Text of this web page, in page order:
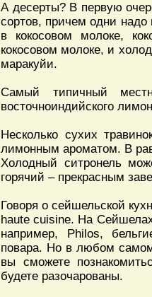
А десерты? В первую
сортов, причем одни
в кокосовом молоке,
кокосовом молоке, и
маракуйи.
Самый типичный
восточноиндийского
Несколько сухих
лимонным ароматом. В
Холодный ситронель
горячий – прекрасным
Говоря о сейшельской
haute cuisine. На
например, Philos,
повара. Но в любом
вы сможете
будете разочарованы.